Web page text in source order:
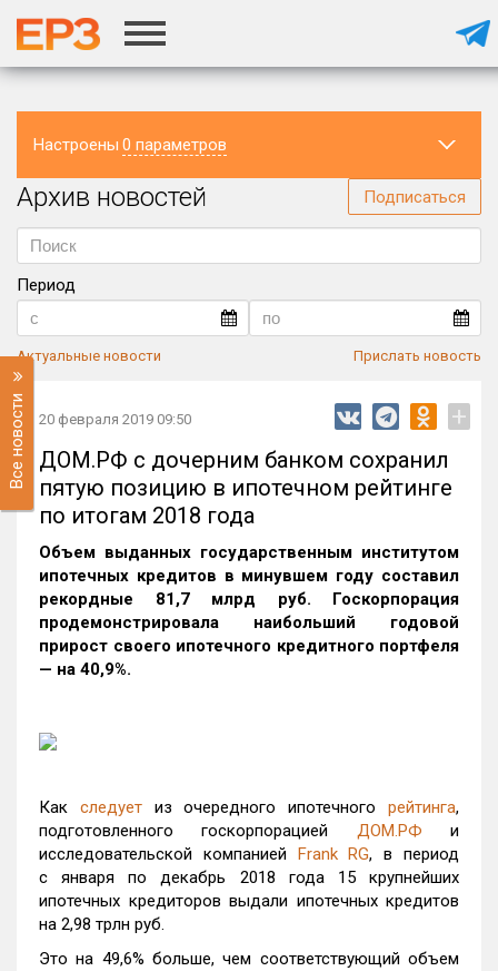
Настроены 0 параметров
Регион
Архив новостей Подписаться
Период
Актуальные новости Прислать новость
Все новости 20 февраля 2019 09:50 +
ДОМ.РФ с дочерним банком сохранил
пятую позицию в ипотечном рейтинге
по итогам 2018 года
Объем выданных государственным институтом
ипотечных кредитов в минувшем году составил
рекордные 81,7 млрд руб. Госкорпорация
продемонстрировала наибольший годовой
прирост своего ипотечного кредитного портфеля
— на 40,9%.
Как следуетиз очередного ипотечногорейтинга,
подготовленного госкорпорацией ДОМ.РФ и
исследовательской компанией Frank RG, в период
с января по декабрь 2018 года 15 крупнейших
ипотечных кредиторов выдали ипотечных кредитов
на 2,98 трлн руб.
Это на 49,6% больше, чем соответствующий объем